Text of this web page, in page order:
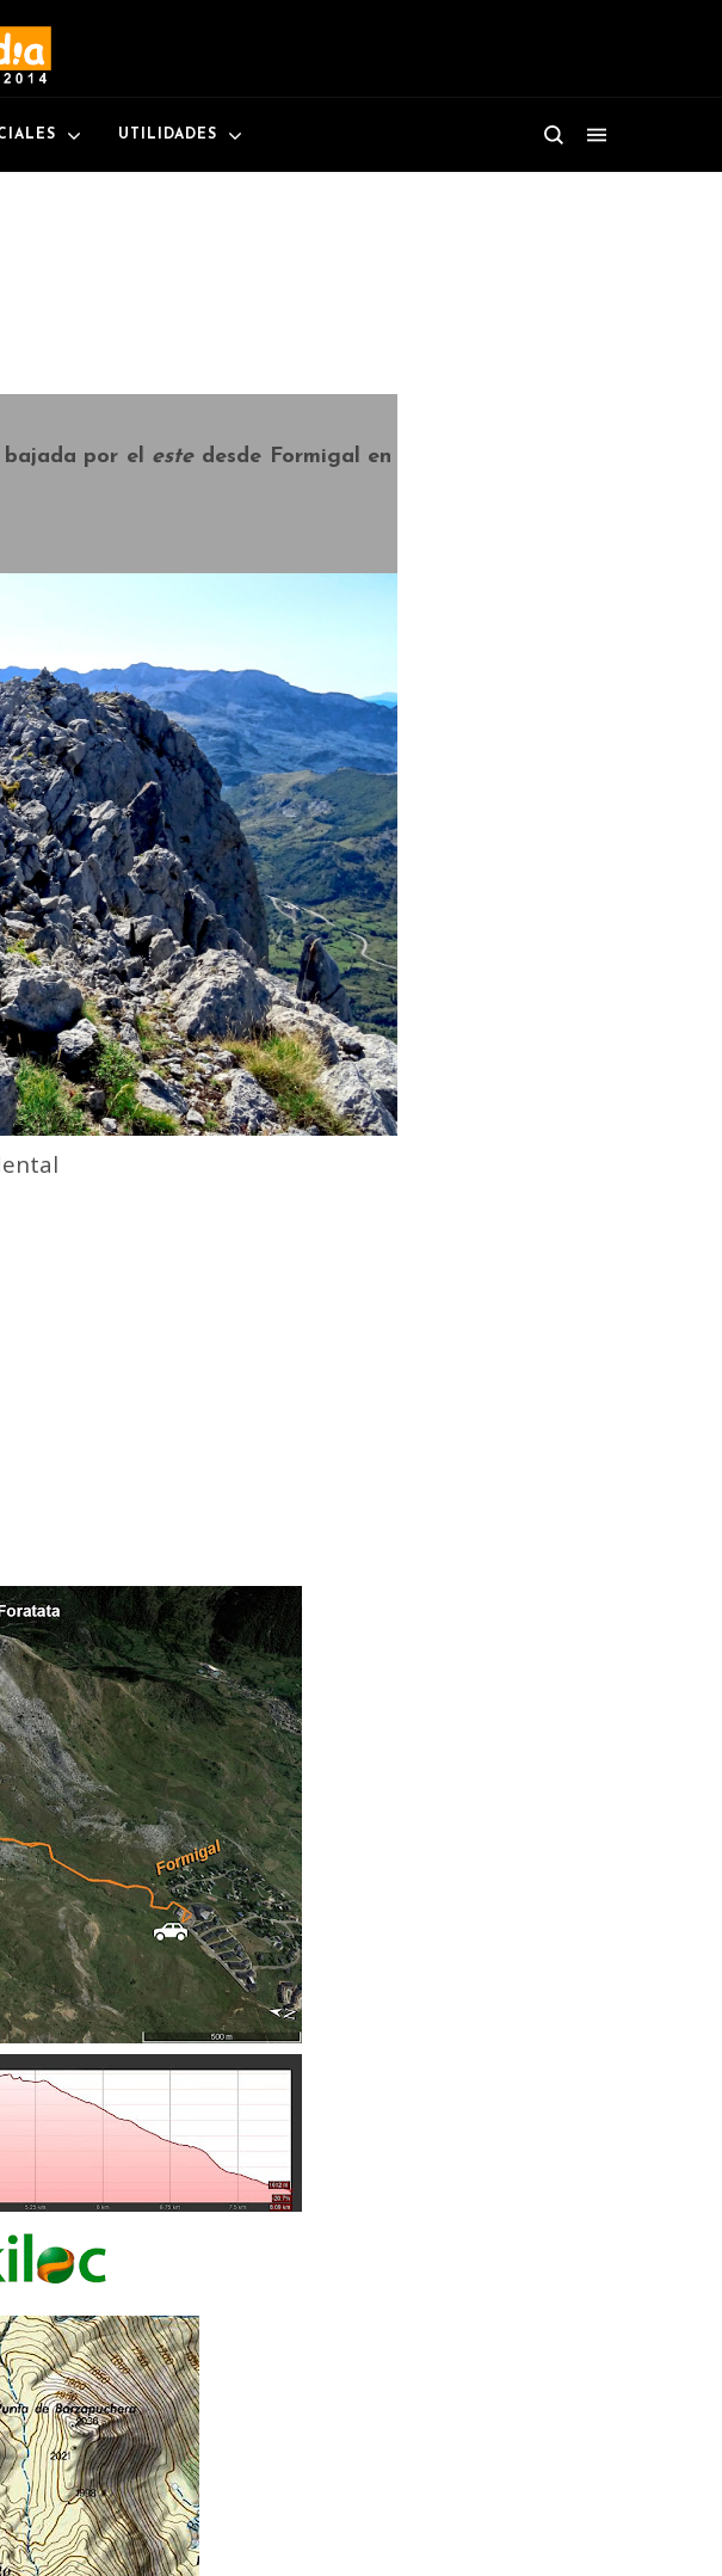
UTILIDADES
por el estedesde Formigal en